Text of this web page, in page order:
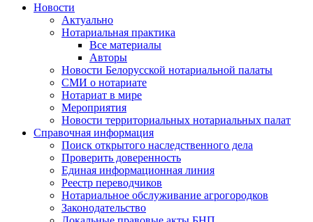
Новости
Актуально
Нотариальная практика
Все материалы
Авторы
Новости Белорусской нотариальной палаты
СМИ о нотариате
Нотариат в мире
Мероприятия
Новости территориальных нотариальных палат
Справочная информация
Поиск открытого наследственного дела
Проверить доверенность
Единая информационная линия
Реестр переводчиков
Нотариальное обслуживание агрогородков
Законодательство